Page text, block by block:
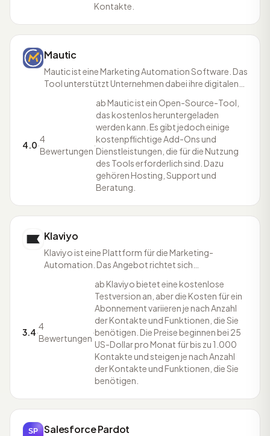
Kontakte.
Mautic
Mautic ist eine Marketing Automation Software. Das
Tool unterstützt Unternehmen dabei ihre digitalen
einzupflegen und zu personalisieren. Die User:innen
können mit Hilfe des Marketing-Automation-Tools
ihre Marketing Prozesse optimieren,
automatisieren, er
4.0·
4
Bewertungen
·
ab Mautic ist ein Open-Source-Tool,
das kostenlos heruntergeladen
werden kann. Es gibt jedoch einige
kostenpflichtige Add-Ons und
Dienstleistungen, die für die Nutzung
des Tools erforderlich sind. Dazu
gehören Hosting, Support und
Beratung.
Klaviyo
Klaviyo ist eine Plattform für die Marketing-
Automation. Das Angebot richtet sich
direkt aus ihrer Kundendatenbank heraus Werbung
an Interessenten versenden möchten. Das
Werkzeug verschickt automatisiert E-Mails und SMS
mit den gewünschten Werbeinhalten un
3.4·
4
Bewertungen
·
ab Klaviyo bietet eine kostenlose
Testversion an, aber die Kosten für ein
Abonnement variieren je nach Anzahl
der Kontakte und Funktionen, die Sie
benötigen. Die Preise beginnen bei 25
US-Dollar pro Monat für bis zu 1.000
Kontakte und steigen je nach Anzahl
der Kontakte und Funktionen, die Sie
benötigen.
Salesforce Pardot